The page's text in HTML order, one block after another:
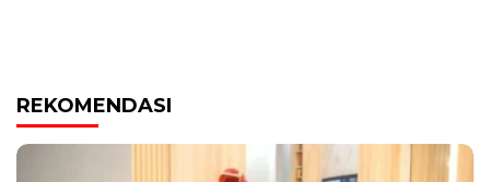
REKOMENDASI